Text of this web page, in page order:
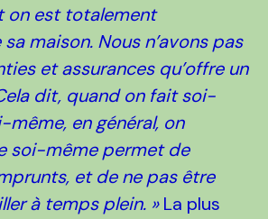
on est totalement
maison. Nous n’avons pas
et assurances qu’offre un
dit, quand on fait soi-
en général, on
soi-même permet de
et de ne pas être
à temps plein. »La plus